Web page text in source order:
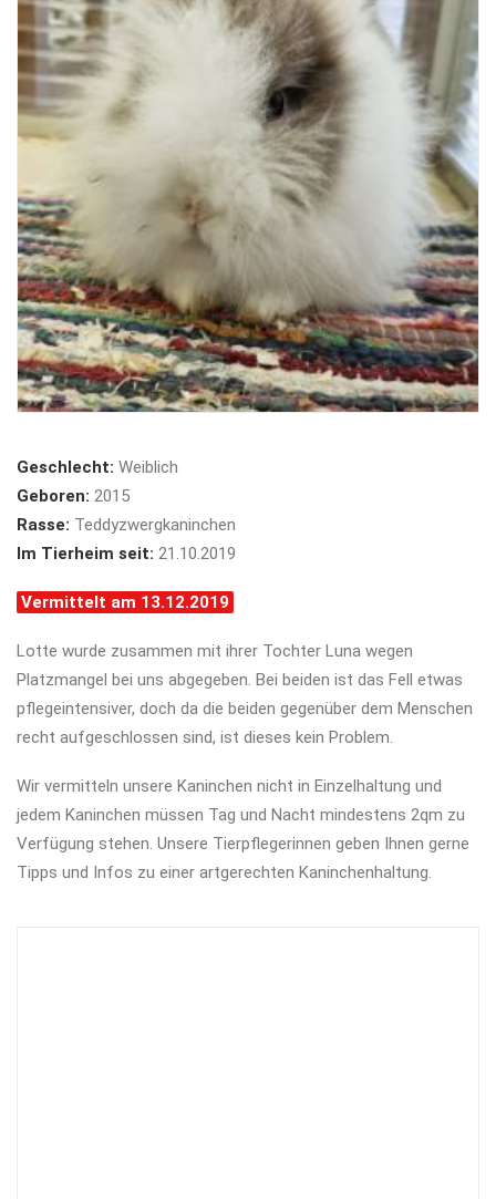
Geschlecht: Weiblich
Geboren: 2015
Rasse: Teddyzwergkaninchen
Im Tierheim seit: 21.10.2019
Vermittelt am 13.12.2019
Lotte wurde zusammen mit ihrer Tochter Luna wegen
Platzmangel bei uns abgegeben. Bei beiden ist das Fell etwas
pflegeintensiver, doch da die beiden gegenüber dem Menschen
recht aufgeschlossen sind, ist dieses kein Problem.
Wir vermitteln unsere Kaninchen nicht in Einzelhaltung und
jedem Kaninchen müssen Tag und Nacht mindestens 2qm zu
Verfügung stehen. Unsere Tierpflegerinnen geben Ihnen gerne
Tipps und Infos zu einer artgerechten Kaninchenhaltung.